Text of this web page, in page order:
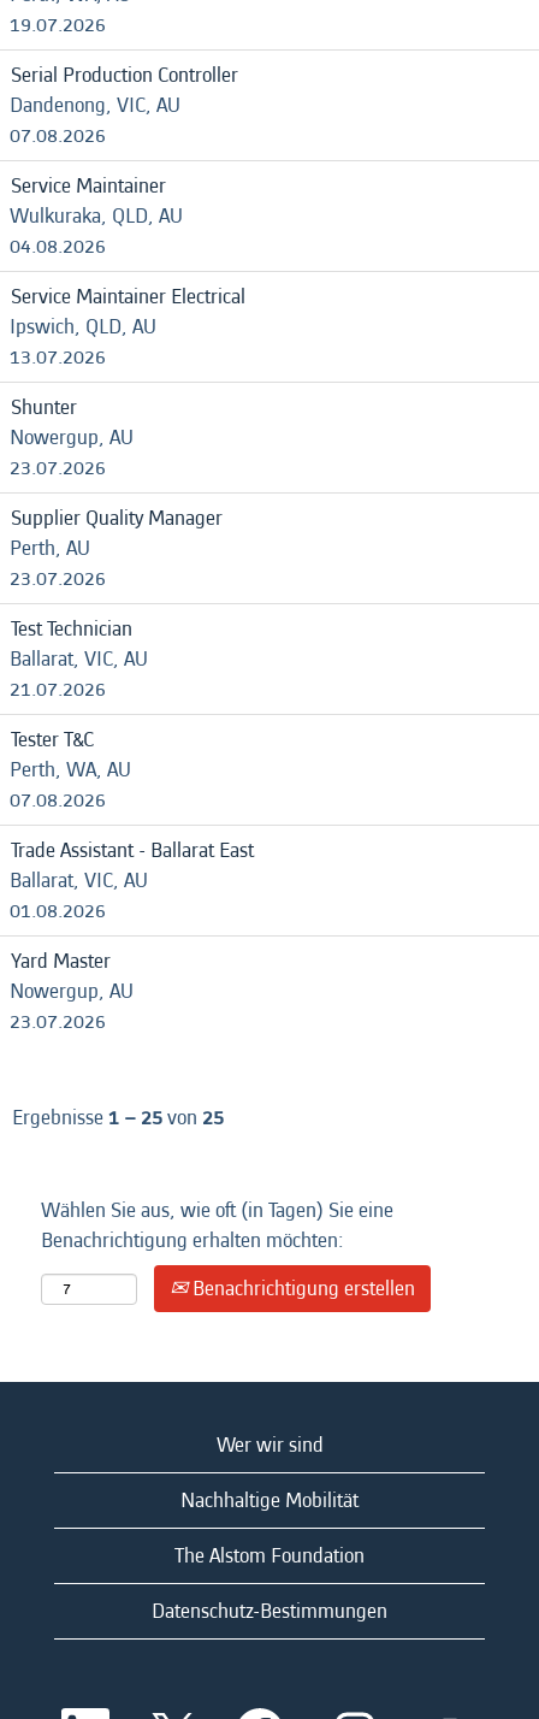
19.07.2026
Serial Production Controller
Dandenong, VIC, AU
07.08.2026
Service Maintainer
Wulkuraka, QLD, AU
04.08.2026
Service Maintainer Electrical
Ipswich, QLD, AU
13.07.2026
Shunter
Nowergup, AU
23.07.2026
Supplier Quality Manager
Perth, AU
23.07.2026
Test Technician
Ballarat, VIC, AU
21.07.2026
Tester T&C
Perth, WA, AU
07.08.2026
Trade Assistant - Ballarat East
Ballarat, VIC, AU
01.08.2026
Yard Master
Nowergup, AU
23.07.2026
Ergebnisse1 – 25von 25
Wählen Sie aus, wie oft (in Tagen) Sie eine
Benachrichtigung erhalten möchten:
Benachrichtigung erstellen
Wer wir sind
Nachhaltige Mobilität
The Alstom Foundation
Datenschutz-Bestimmungen
W W W